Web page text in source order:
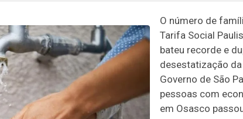
O número de
Tarifa Social
bateu recorde e
desestatização
Governo de São
pessoas com
em Osasco